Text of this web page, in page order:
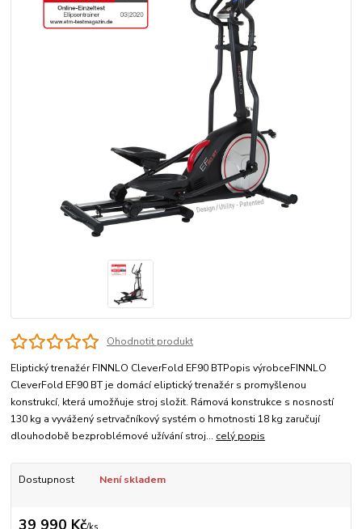
Ohodnotit produkt
Eliptický trenažér FINNLO CleverFold EF90 BTPopis výrobceFINNLO
CleverFold EF90 BT je domácí eliptický trenažér s promyšlenou
konstrukcí, která umožňuje stroj složit. Rámová konstrukce s nosností
130 kg a vyvážený setrvačníkový systém o hmotnosti 18 kg zaručují
dlouhodobě bezproblémové užívání stroj... celý popis
Dostupnost Není skladem
39 990 Kč